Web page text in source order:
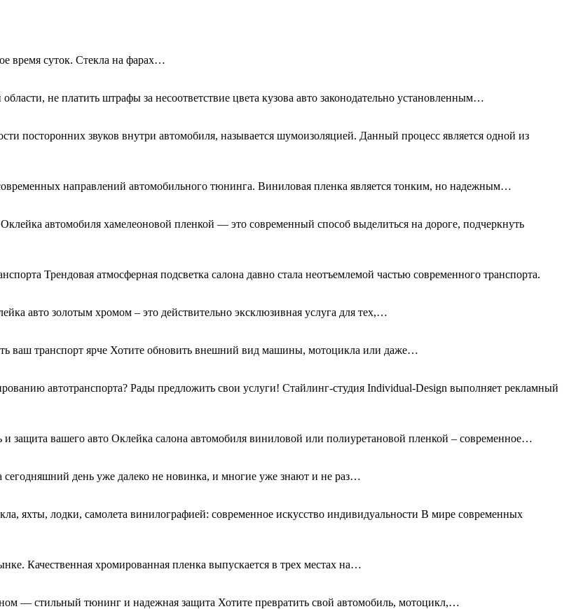
время суток. Стекла на фарах…
не платить штрафы за несоответствие цвета кузова авто законодательно установленным…
посторонних звуков внутри автомобиля, называется шумоизоляцией. Данный процесс является одной из
направлений автомобильного тюнинга. Виниловая пленка является тонким, но надежным…
автомобиля хамелеоновой пленкой — это современный способ выделиться на дороге, подчеркнуть
Трендовая атмосферная подсветка салона давно стала неотъемлемой частью современного транспорта.
авто золотым хромом – это действительно эксклюзивная услуга для тех,…
ваш транспорт ярче Хотите обновить внешний вид машины, мотоцикла или даже…
автотранспорта? Рады предложить свои услуги! Стайлинг-студия Individual-Design выполняет рекламный
защита вашего авто Оклейка салона автомобиля виниловой или полиуретановой пленкой – современное…
день уже далеко не новинка, и многие уже знают и не раз…
лодки, самолета винилографией: современное искусство индивидуальности В мире современных
Качественная хромированная пленка выпускается в трех местах на…
— стильный тюнинг и надежная защита Хотите превратить свой автомобиль, мотоцикл,…